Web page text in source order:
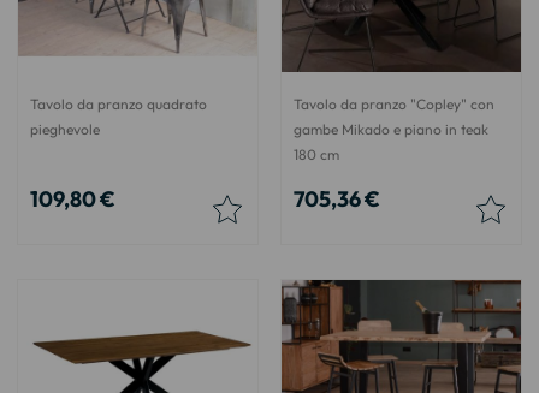
Tavolo da pranzo quadrato
pieghevole
109,80 €
Tavolo da pranzo "Copley" con
gambe Mikado e piano in teak
180 cm
705,36 €